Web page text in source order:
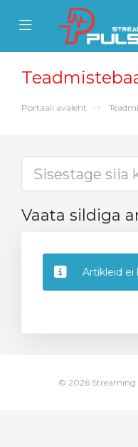
Mobile Menu
Mobile Menu
Portaali avaleht
Vaata sildiga
Artikleid ei
© 2026 Streaming